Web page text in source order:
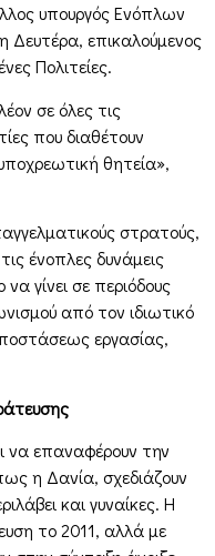
υπουργός Ενόπλων
επικαλούμενος
Πολιτείες.
σε όλες τις
που διαθέτουν
θητεία»,
στρατούς,
ένοπλες δυνάμεις
γίνει σε περιόδους
από τον ιδιωτικό
εργασίας,
να επαναφέρουν την
η Δανία, σχεδιάζουν
και γυναίκες. Η
το 2011, αλλά με